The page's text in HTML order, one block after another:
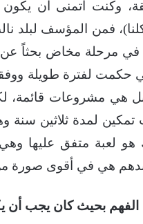
وكنت أتمنى أن
فمن المؤسف لبلد
في مرحلة مخاض بحثاً
هي حكمت لفترة طويلة
هي مشروعات قائمة،
لمدة ثلاثين سنة
هو لعبة متفق عليها
هي في أقوى صورة
بحيث كان يجب أن